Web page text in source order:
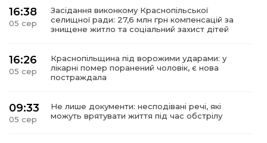
16:38
05 сер
Засідання виконкому Краснопільської
селищної ради: 27,6 млн грн компенсацій за
знищене житло та соціальний захист дітей
16:26
05 сер
Краснопільщина під ворожими ударами: у
лікарні помер поранений чоловік, є нова
постраждала
09:33
05 сер
Не лише документи: несподівані речі, які
можуть врятувати життя під час обстрілу